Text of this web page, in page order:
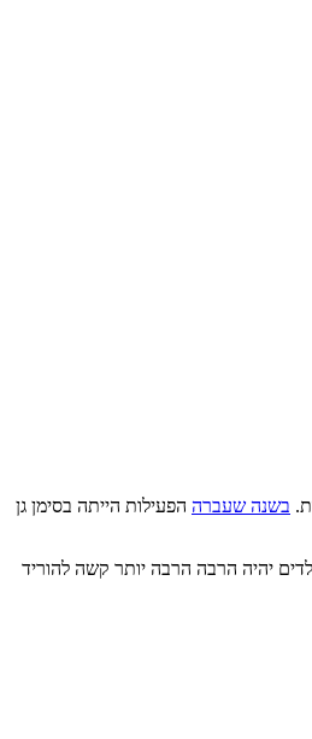
בשנה שעברה הפעילות הייתה בסימן גן
יהיה הרבה הרבה יותר קשה להוריד